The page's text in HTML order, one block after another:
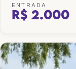
ENTRADA
R$ 2.000